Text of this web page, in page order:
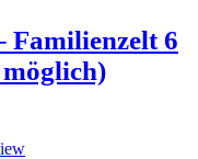
Familienzelt 6